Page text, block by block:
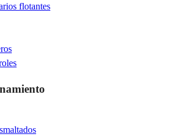
flotantes